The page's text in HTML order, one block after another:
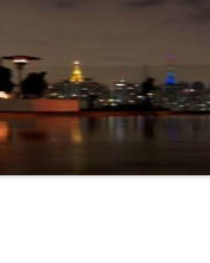
SONARQUBE – COBOL
SONARQUBE – PL/SQL